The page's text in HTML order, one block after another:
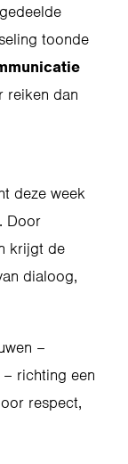
toonde
reiken dan
deze week
Door
krijgt de
dialoog,
–
richting een
respect,